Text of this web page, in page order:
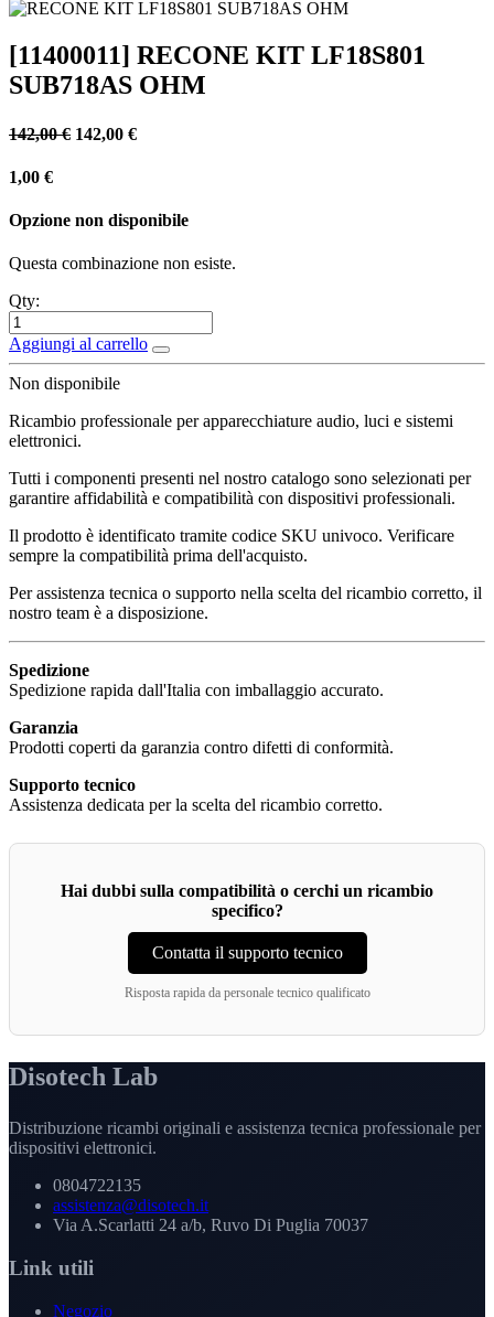
[11400011] RECONE KIT LF18S801
SUB718AS OHM
142,00€ 142,00 €
1,00 €
Opzione non disponibile
Questa combinazione non esiste.
Qty:
Aggiungi al carrello
Non disponibile
Ricambio professionale per apparecchiature audio, luci e sistemi
elettronici.
Tutti i componenti presenti nel nostro catalogo sono selezionati per
garantire affidabilità e compatibilità con dispositivi professionali.
Il prodotto è identificato tramite codice SKU univoco. Verificare
sempre la compatibilità prima dell'acquisto.
Per assistenza tecnica o supporto nella scelta del ricambio corretto, il
nostro team è a disposizione.
Spedizione
Spedizione rapida dall'Italia con imballaggio accurato.
Garanzia
Prodotti coperti da garanzia contro difetti di conformità.
Supporto tecnico
Assistenza dedicata per la scelta del ricambio corretto.
Hai dubbi sulla compatibilità o cerchi un ricambio
specifico?
Contatta il supporto tecnico
Risposta rapida da personale tecnico qualificato
Disotech Lab
Distribuzione ricambi originali e assistenza tecnica professionale per
dispositivi elettronici.
0804722135
assistenza@disotech.it
Via A.Scarlatti 24 a/b, Ruvo Di Puglia 70037
Link utili
Negozio